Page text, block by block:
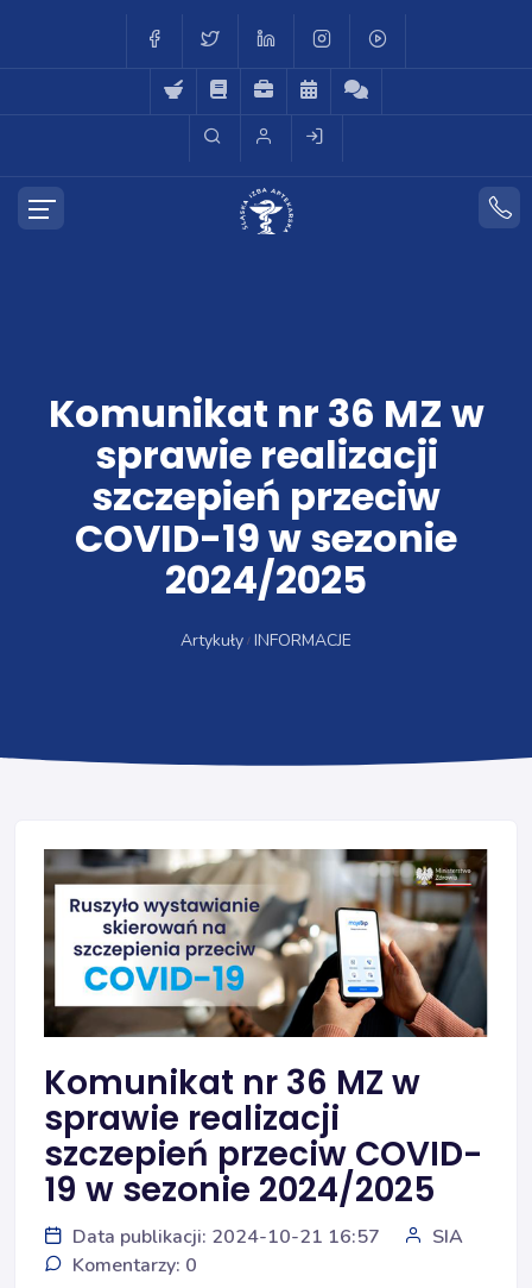
Komunikat nr 36 MZ w
sprawie realizacji
szczepień przeciw
COVID-19 w sezonie
2024/2025
Artykuły INFORMACJE
Komunikat nr 36 MZ w
sprawie realizacji
szczepień przeciw COVID-
19 w sezonie 2024/2025
Data publikacji: 2024-10-21 16:57
SIA
Komentarzy: 0